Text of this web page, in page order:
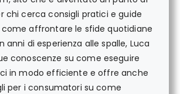
chi cerca consigli pratici e guide
affrontare le sfide quotidiane
anni di esperienza alle spalle, Luca
conoscenze su come eseguire
in modo efficiente e offre anche
per i consumatori su come